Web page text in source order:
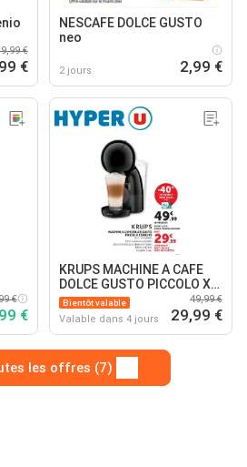
€
€
NESCAFE DOLCE GUSTO
neo
2 jours 2,99 €
€
€
KRUPS MACHINE A CAFE
DOLCE GUSTO PICCOLO XS
KRUPS
Bientôt valable
Valable dans 4 jours
49,99 €
29,99 €
les offres (7)